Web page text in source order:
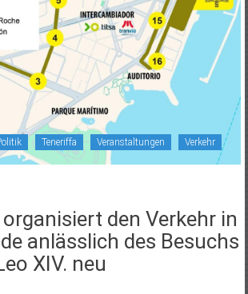
Teneriffa Veranstaltungen Verkehr
den Verkehr in
anlässlich des Besuchs
XIV. neu